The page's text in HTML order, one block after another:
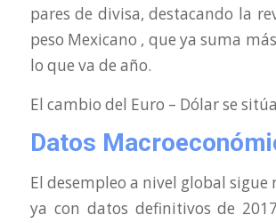
pares de divisa, destacando la
peso Mexicano , que ya suma
lo que va de año.
El cambio del Euro – Dólar se
Datos
El desempleo a nivel global sigue
ya con datos definitivos de